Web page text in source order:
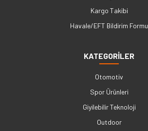
Kargo Takibi
Havale/EFT Bildirim Formu
KATEGORİLER
Otomotiv
Spor Ürünleri
Giyilebilir Teknoloji
Outdoor